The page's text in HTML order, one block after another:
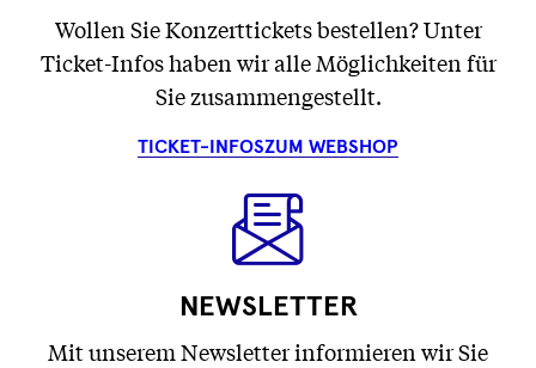
Wollen Sie Konzerttickets bestellen? Unter
Ticket-Infos haben wir alle Möglichkeiten für
Sie zusammengestellt.
TICKET-INFOSZUM WEBSHOP
NEWSLETTER
Mit unserem Newsletter informieren wir Sie